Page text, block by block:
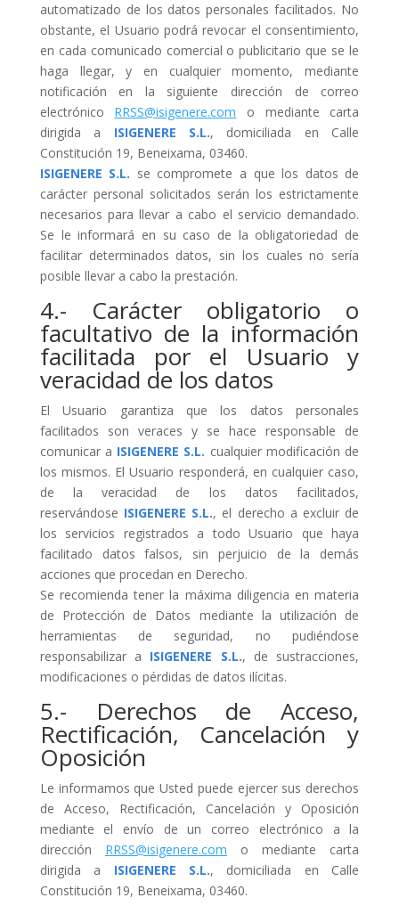
automatizado de los datos personales facilitados. No
obstante, el Usuario podrá revocar el consentimiento,
en cada comunicado comercial o publicitario que se le
haga llegar, y en cualquier momento, mediante
notificación en la siguiente dirección de correo
electrónico RRSS@isigenere.com o mediante carta
dirigida a ISIGENERE S.L., domiciliada en Calle
Constitución 19, Beneixama, 03460.
ISIGENERE S.L. se compromete a que los datos de
carácter personal solicitados serán los estrictamente
necesarios para llevar a cabo el servicio demandado.
Se le informará en su caso de la obligatoriedad de
facilitar determinados datos, sin los cuales no sería
posible llevar a cabo la prestación.
4.- Carácter obligatorio o
facultativo de la información
facilitada por el Usuario y
veracidad de los datos
El Usuario garantiza que los datos personales
facilitados son veraces y se hace responsable de
comunicar a ISIGENERE S.L. cualquier modificación de
los mismos. El Usuario responderá, en cualquier caso,
de la veracidad de los datos facilitados,
reservándose ISIGENERE S.L., el derecho a excluir de
los servicios registrados a todo Usuario que haya
facilitado datos falsos, sin perjuicio de la demás
acciones que procedan en Derecho.
Se recomienda tener la máxima diligencia en materia
de Protección de Datos mediante la utilización de
herramientas de seguridad, no pudiéndose
responsabilizar a ISIGENERE S.L., de sustracciones,
modificaciones o pérdidas de datos ilícitas.
5.- Derechos de Acceso,
Rectificación, Cancelación y
Oposición
Le informamos que Usted puede ejercer sus derechos
de Acceso, Rectificación, Cancelación y Oposición
mediante el envío de un correo electrónico a la
dirección RRSS@isigenere.com o mediante carta
dirigida a ISIGENERE S.L., domiciliada en Calle
Constitución 19, Beneixama, 03460.